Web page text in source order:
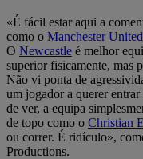
«É fácil estar aqui a
como o Manchester United
O Newcastle é melhor
superior fisicamente, mas
Não vi ponta de
um jogador a querer
de ver, a equipa
de topo como o Christian
ou correr. É ridículo»,
Productions.